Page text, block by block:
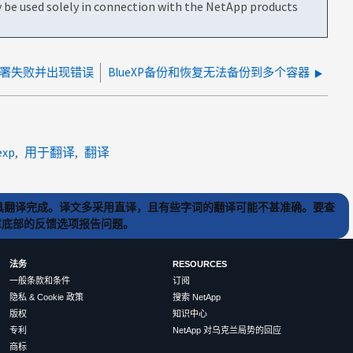
used solely in connection with the NetApp products
署失败并出现错误 BlueXP备份和恢复无法备份到多个容器
用于翻译 翻译
译完成。译文多采用直译，且有些字词的翻译可能不甚准确。要查
部的反馈选项报告问题。
法务
一般条款和条件
隐私 & Cookie 政策
版权
专利
商标
RESOURCES
订阅
搜索 NetApp
知识中心
NetApp 对乌克兰局势的回应